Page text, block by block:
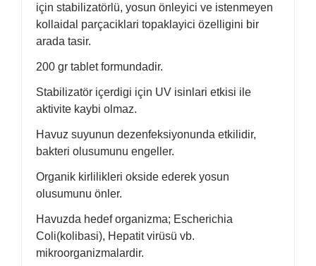
için stabilizatörlü, yosun önleyici ve istenmeyen
kollaidal parçaciklari topaklayici özelligini bir
arada tasir.
200 gr tablet formundadir.
Stabilizatör içerdigi için UV isinlari etkisi ile
aktivite kaybi olmaz.
Havuz suyunun dezenfeksiyonunda etkilidir,
bakteri olusumunu engeller.
Organik kirlilikleri okside ederek yosun
olusumunu önler.
Havuzda hedef organizma; Escherichia
Coli(kolibasi), Hepatit virüsü vb.
mikroorganizmalardir.